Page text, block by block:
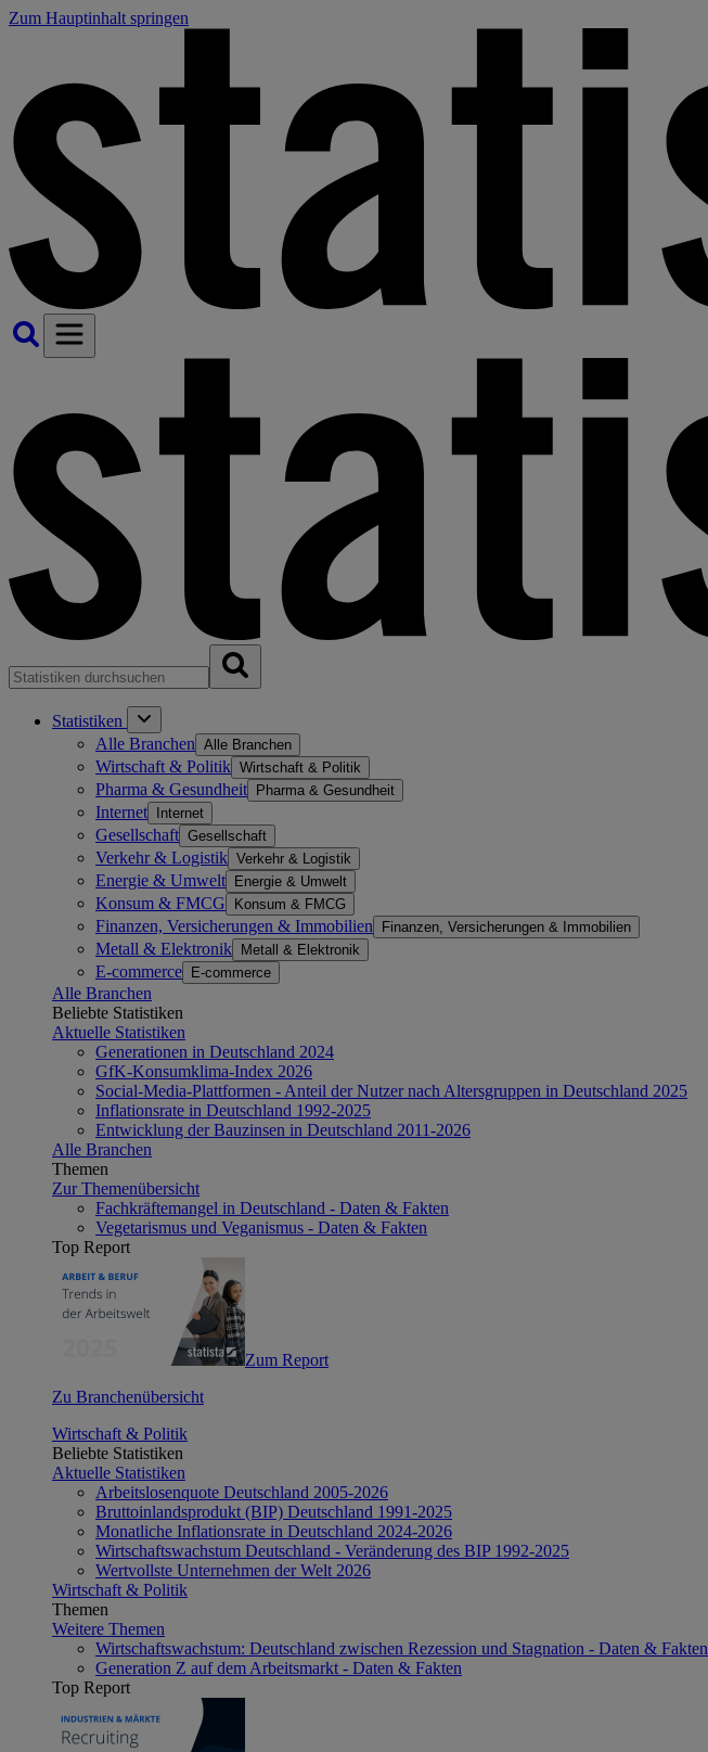
Zum Hauptinhalt springen
Statistiken
Alle Branchen Alle Branchen
Wirtschaft & Politik Wirtschaft & Politik
Pharma & Gesundheit Pharma & Gesundheit
Internet Internet
Gesellschaft Gesellschaft
Verkehr & Logistik Verkehr & Logistik
Energie & Umwelt Energie & Umwelt
Konsum & FMCG Konsum & FMCG
Finanzen, Versicherungen & Immobilien Finanzen, Versicherungen & Immobilien
Metall & Elektronik Metall & Elektronik
E-commerce E-commerce
Alle Branchen
Beliebte Statistiken
Aktuelle Statistiken
Generationen in Deutschland 2024
GfK-Konsumklima-Index 2026
Social-Media-Plattformen - Anteil der Nutzer nach Altersgruppen in Deutschland 2025
Inflationsrate in Deutschland 1992-2025
Entwicklung der Bauzinsen in Deutschland 2011-2026
Alle Branchen
Themen
Zur Themenübersicht
Fachkräftemangel in Deutschland - Daten & Fakten
Vegetarismus und Veganismus - Daten & Fakten
Top Report
Zum Report
Zu Branchenübersicht
Wirtschaft & Politik
Beliebte Statistiken
Aktuelle Statistiken
Arbeitslosenquote Deutschland 2005-2026
Bruttoinlandsprodukt (BIP) Deutschland 1991-2025
Monatliche Inflationsrate in Deutschland 2024-2026
Wirtschaftswachstum Deutschland - Veränderung des BIP 1992-2025
Wertvollste Unternehmen der Welt 2026
Wirtschaft & Politik
Themen
Weitere Themen
Wirtschaftswachstum: Deutschland zwischen Rezession und Stagnation - Daten & Fakten
Generation Z auf dem Arbeitsmarkt - Daten & Fakten
Top Report